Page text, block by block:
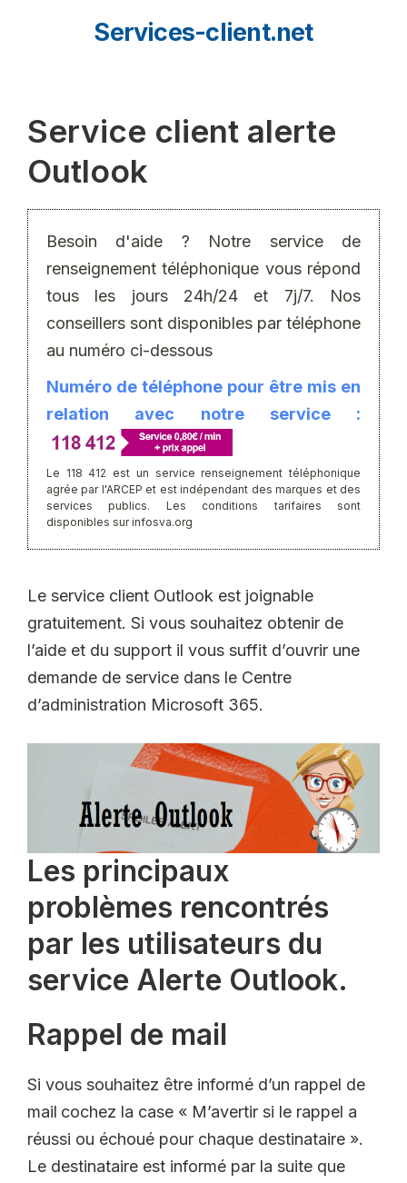
Services-client.net
Service client alerte
Outlook
Besoin d'aide ? Notre service de
renseignement téléphonique vous répond
tous les jours 24h/24 et 7j/7. Nos
conseillers sont disponibles par téléphone
au numéro ci-dessous
Numéro de téléphone pour être mis en
relation avec notre service :
Le 118 412 est un service renseignement téléphonique
agrée par l'ARCEP et est indépendant des marques et des
services publics. Les conditions tarifaires sont
disponibles sur infosva.org
Le service client Outlook est joignable
gratuitement. Si vous souhaitez obtenir de
l’aide et du support il vous suffit d’ouvrir une
demande de service dans le Centre
d’administration Microsoft 365.
Les principaux
problèmes rencontrés
par les utilisateurs du
service Alerte Outlook.
Rappel de mail
Si vous souhaitez être informé d’un rappel de
mail cochez la case « M’avertir si le rappel a
réussi ou échoué pour chaque destinataire ».
Le destinataire est informé par la suite que